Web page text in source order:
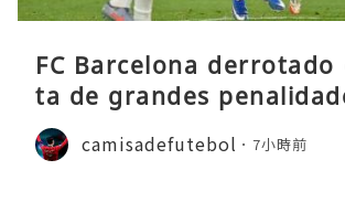
FC Barcelona derrotado
ta de grandes
-época
camisadefutebol 7小時前